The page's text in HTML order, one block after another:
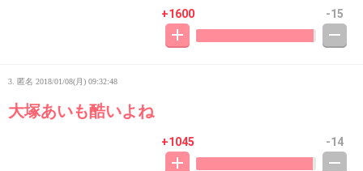
+1600 -15
3. 匿名 2018/01/08(月) 09:32:48
大塚あいも酷いよね
+1045 -14